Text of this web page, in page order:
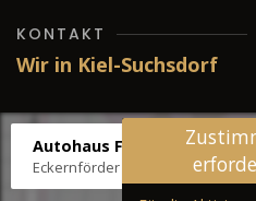
KONTAKT
Wir in Kiel-Suchsdorf
Autohaus Fräter
Eckernförder Str. /Klausbrooker